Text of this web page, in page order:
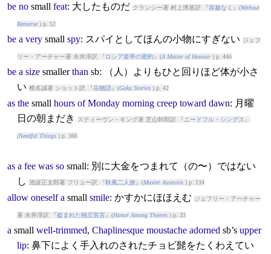
be no small feat: 大したものだ クランシー著 村上博基訳 『容赦なく 』(Without
Remorse) p. 52
be a very small spy: スパイとしてほんの小物にすぎない ジェフ
リー・アーチャー著 永井淳訳 『 ロシア皇帝の密約』(A Matter of Honour) p. 446
be a size smallerthan sb: （人）よりもひと回りほど体が小さ
い 椎名誠著 ショット訳 『岳物語』(Gaku Stories) p. 42
as the small hours of Monday morning creep toward dawn: 月曜
日の朝まだき
スティーヴン・キング著 芝山幹郎訳 『 ニードフル・シングス 』
(Needful Things) p. 366
as a fee was so small: 別に大金をつまれて（の〜）ではない
し 池波正太郎著 フリュー訳 『秋風二人旅』(Master Assassin) p. 134
allow oneself a small smile: かすかにほほえむ ジェフリー・アーチャー
著 永井淳訳 『盗まれた独立宣言』(Honor Among Thieves) p. 33
a small well-trimmed, Chaplinesque moustache adorned sb’s upper
lip: 鼻下によく手入れのされたチョビ髭をたくわえてい